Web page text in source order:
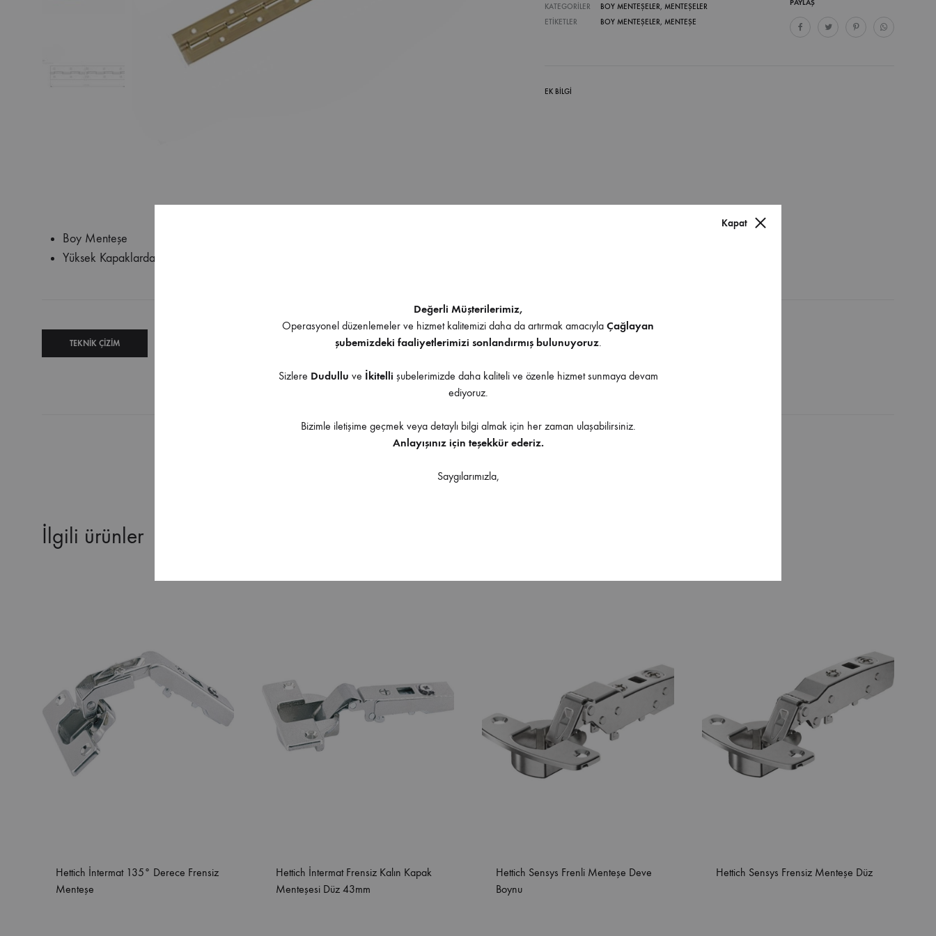
PAYLAŞ
KATEGORILER
BOY MENTEŞELER, MENTEŞELER
ETIKETLER
BOY MENTEŞELER, MENTEŞE
EK BILGI
Boy Menteşe
Yüksek Kapaklarda Kullanıma Uygundur
TEKNIK ÇIZIM
İlgili ürünler
Hettich İntermat 135° Derece Frensiz
Menteşe
Hettich İntermat Frensiz Kalın Kapak
Menteşesi Düz 43mm
Hettich Sensys Frenli Menteşe Deve
Boynu
Hettich Sensys Frensiz Menteşe Düz
Kapat
Değerli Müşterilerimiz,
Operasyonel düzenlemeler ve hizmet kalitemizi daha da artırmak amacıyla Çağlayan
şubemizdeki faaliyetlerimizi sonlandırmış bulunuyoruz.
Sizlere Dudullu ve İkitelli şubelerimizde daha kaliteli ve özenle hizmet sunmaya devam
ediyoruz.
Bizimle iletişime geçmek veya detaylı bilgi almak için her zaman ulaşabilirsiniz.
Anlayışınız için teşekkür ederiz.
Saygılarımızla,